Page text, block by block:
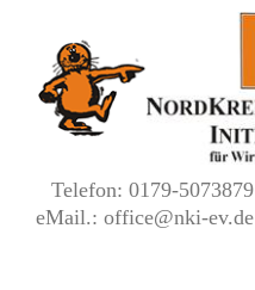
springen
Telefon: 0179-5073879
eMail.: office@nki-ev.de